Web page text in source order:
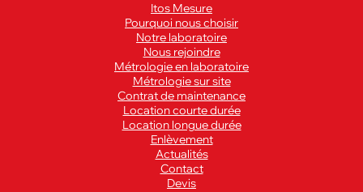
Itos Mesure
Pourquoi nous choisir
Notre laboratoire
Nous rejoindre
Métrologie en laboratoire
Métrologie sur site
Contrat de maintenance
Location courte durée
Location longue durée
Enlèvement
Actualités
Contact
Devis